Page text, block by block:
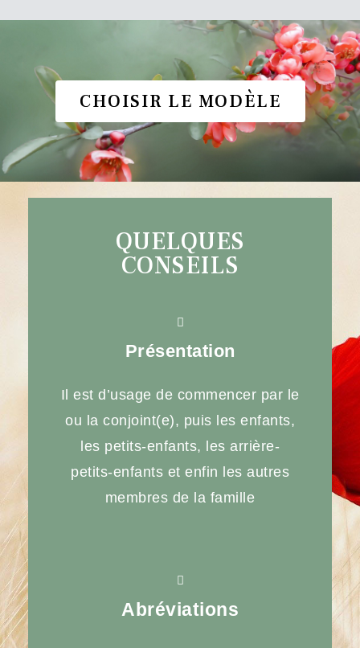
CHOISIR LE MODÈLE
QUELQUES
CONSEILS
Présentation
Il est d’usage de commencer par le
ou la conjoint(e), puis les enfants,
les petits-enfants, les arrière-
petits-enfants et enfin les autres
membres de la famille
Abréviations